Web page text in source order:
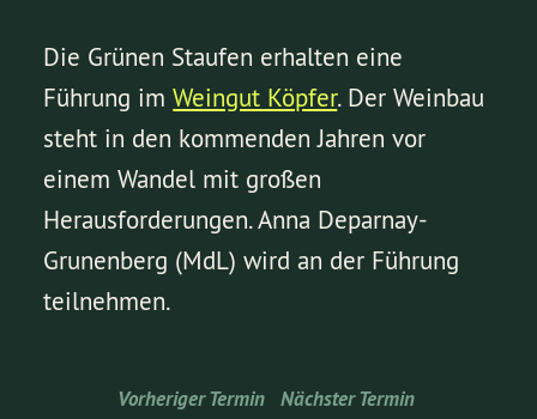
Die Grünen Staufen erhalten eine
Führung imWeingut Köpfer. Der Weinbau
steht in den kommenden Jahren vor
einem Wandel mit großen
Herausforderungen. Anna Deparnay-
Grunenberg (MdL) wird an der Führung
teilnehmen.
Vorheriger Termin Nächster Termin